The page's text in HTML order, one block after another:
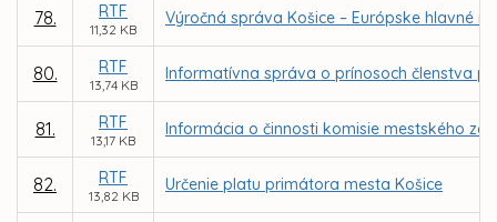
78. RTF
11,32 KB
Výročná správa Košice – Európske hlavné
80. RTF
13,74 KB
Informatívna správa o prínosoch členstva
81. RTF
13,17 KB
Informácia o činnosti komisie mestského
82. RTF
13,82 KB
Určenie platu primátora mesta Košice